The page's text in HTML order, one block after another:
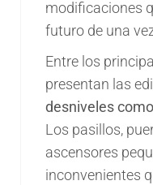
modificaciones
futuro de una
Entre los
presentan las
desniveles
Los pasillos,
ascensores
inconvenientes